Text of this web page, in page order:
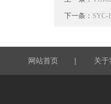
下一条： SYC-
网站首页 | 关于